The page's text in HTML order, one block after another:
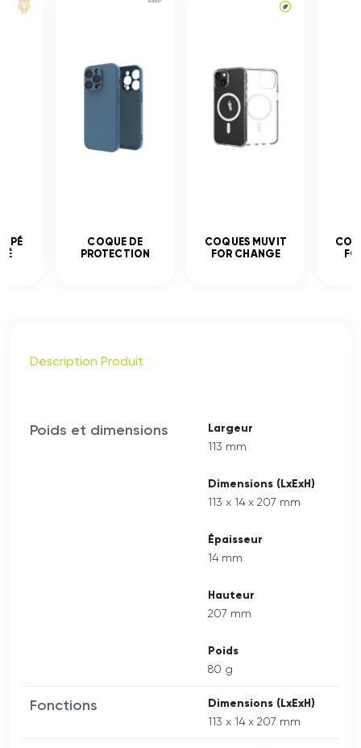
COQUE DE
PROTECTION
COQUES MUVIT
FOR CHANGE
Description Produit
Poids et dimensions Largeur
113 mm
Dimensions (LxExH)
113 x 14 x 207 mm
Épaisseur
14 mm
Hauteur
207 mm
Poids
80 g
Fonctions Dimensions (LxExH)
113 x 14 x 207 mm